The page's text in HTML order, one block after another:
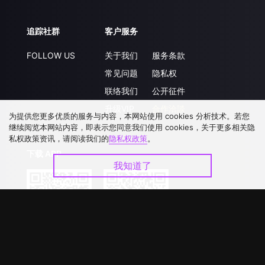
追踪社群
FOLLOW US
客户服务
关于我们
常见问题
联络我们
服务条款
隐私权
公开征件
下载 APP
为提供您更多优质的服务与内容，本网站使用 cookies 分析技术。若您
继续阅览本网站内容，即表示您同意我们使用 cookies，关于更多相关隐
私权政策资讯，请阅读我们的隐私权政策。
我知道了